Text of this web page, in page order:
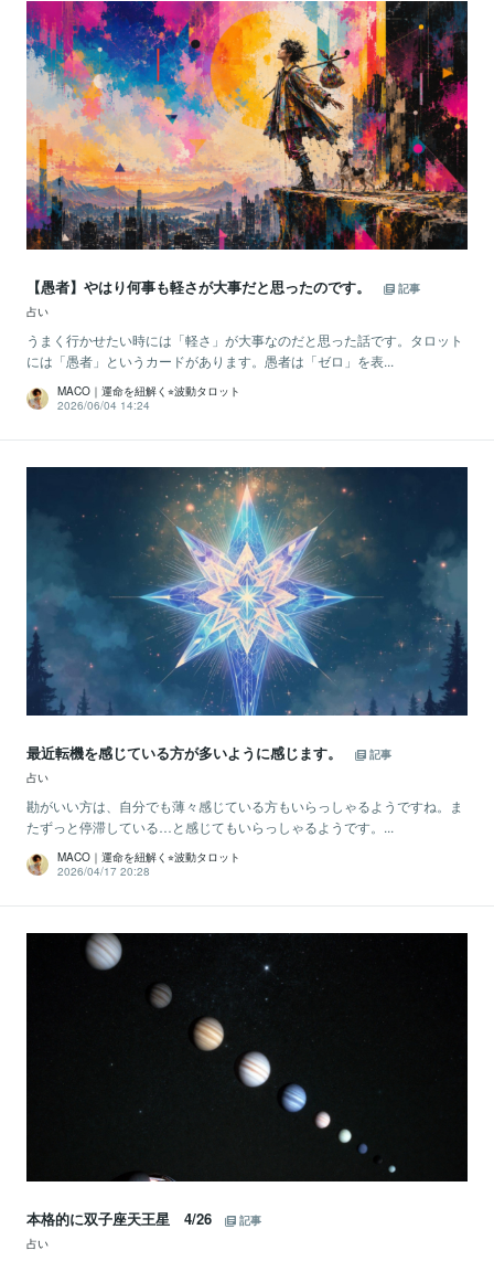
【愚者】やはり何事も軽さが大事だと思ったのです。
記事
占い
うまく行かせたい時には「軽さ」が大事なのだと思った話です。タロット
には「愚者」というカードがあります。愚者は「ゼロ」を表...
MACO｜運命を紐解く⭐︎波動タロット
2026/06/04 14:24
最近転機を感じている方が多いように感じます。
記事
占い
勘がいい方は、自分でも薄々感じている方もいらっしゃるようですね。ま
たずっと停滞している…と感じてもいらっしゃるようです。...
MACO｜運命を紐解く⭐︎波動タロット
2026/04/17 20:28
本格的に双子座天王星 4/26
記事
占い